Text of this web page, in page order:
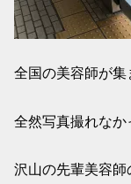
全国の美容師が
全然写真撮れな
沢山の先輩美容